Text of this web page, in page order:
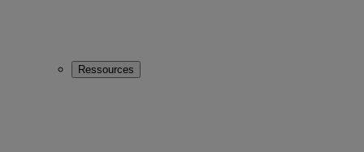
Ressources